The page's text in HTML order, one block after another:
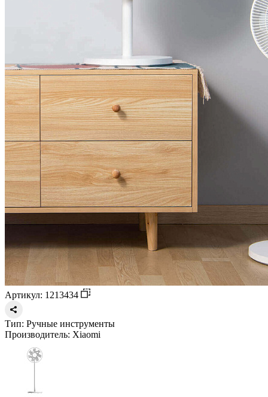
Артикул: 1213434
Тип: Ручные инструменты
Производитель: Xiaomi